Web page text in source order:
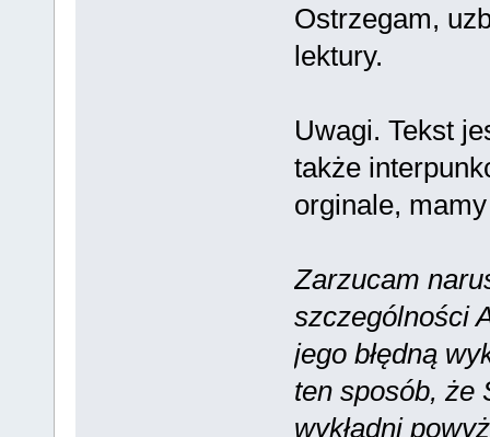
Ostrzegam,
lektury.
Uwagi. Tekst
także
orginale,
Zarzucam
szczególności
jego błędną
ten sposób, że
wykładni